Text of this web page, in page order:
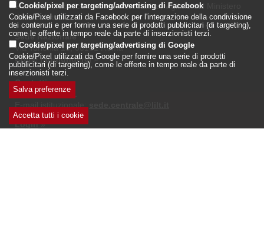
è un Ente Pubblico su base associativa, vigilato dal Ministero
della Salute
Sede Nazionale
Via Torlonia 15, 00161 Roma
Come raggiungerci»
Contatti
Tel: 06.442597.1
Login»
Cookie/pixel per targeting/advertising di Facebook
Cookie/Pixel utilizzati da Facebook per l'integrazione della condivisione
dei contenuti e per fornire una serie di prodotti pubblicitari (di targeting),
come le offerte in tempo reale da parte di inserzionisti terzi.
Cookie/pixel per targeting/advertising di Google
Cookie/Pixel utilizzati da Google per fornire una serie di prodotti
pubblicitari (di targeting), come le offerte in tempo reale da parte di
inserzionisti terzi.
Salva preferenze
Accetta tutti i cookie